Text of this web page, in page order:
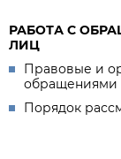
РАБОТА С
ЛИЦ
Правовые и
обращениями
Порядок